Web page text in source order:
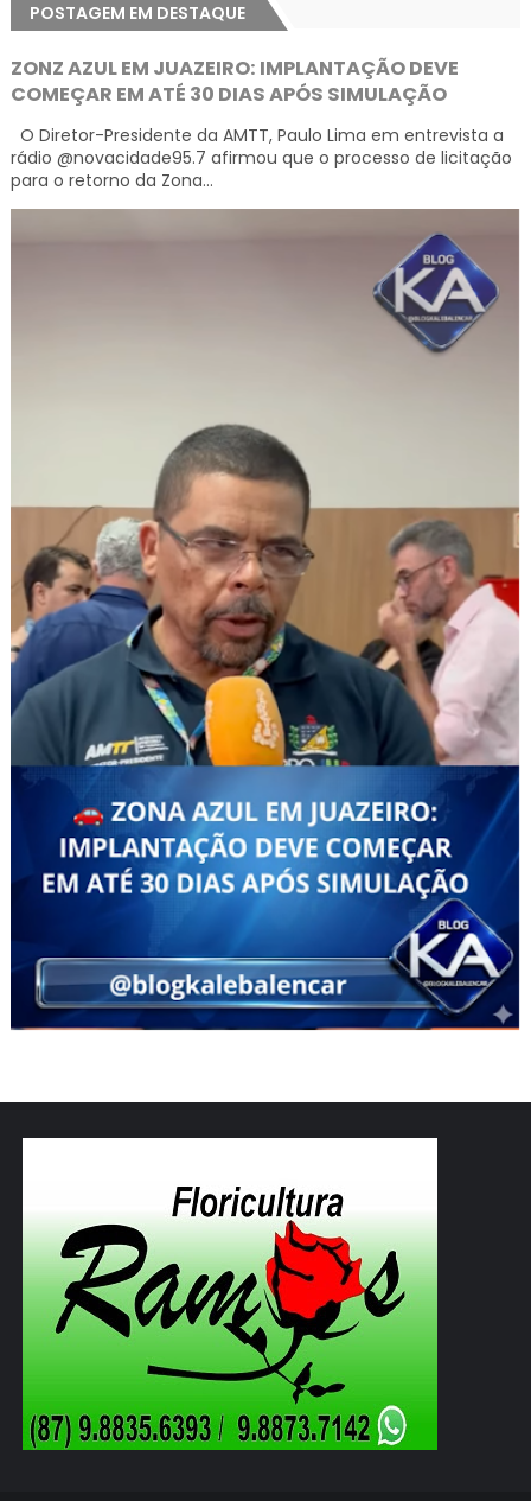
POSTAGEM EM DESTAQUE
ZONZ AZUL EM JUAZEIRO: IMPLANTAÇÃO DEVE
COMEÇAR EM ATÉ 30 DIAS APÓS SIMULAÇÃO
O Diretor-Presidente da AMTT, Paulo Lima em entrevista a
rádio @novacidade95.7 afirmou que o processo de licitação
para o retorno da Zona...